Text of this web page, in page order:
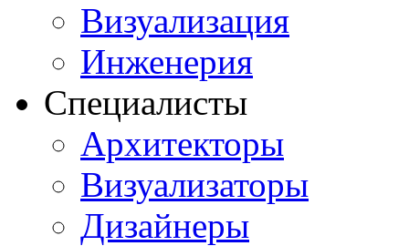
Визуализация
Инженерия
Специалисты
Архитекторы
Визуализаторы
Дизайнеры